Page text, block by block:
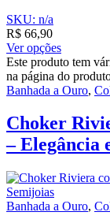
SKU: n/a
R$ 66,90
Ver opções
Este produto tem
na página do
Banhada a Ouro,
Choker
– Elegância
Banhada a Ouro,